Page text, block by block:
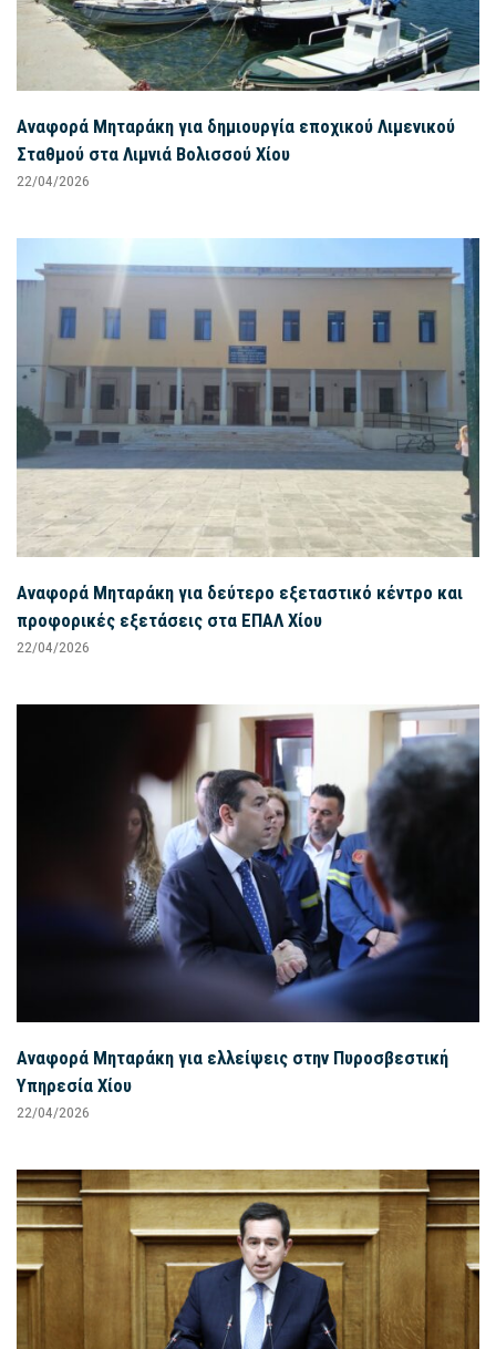
Αναφορά Μηταράκη για δημιουργία εποχικού Λιμενικού
Σταθμού στα Λιμνιά Βολισσού Χίου
22/04/2026
Αναφορά Μηταράκη για δεύτερο εξεταστικό κέντρο και
προφορικές εξετάσεις στα ΕΠΑΛ Χίου
22/04/2026
Αναφορά Μηταράκη για ελλείψεις στην Πυροσβεστική
Υπηρεσία Χίου
22/04/2026